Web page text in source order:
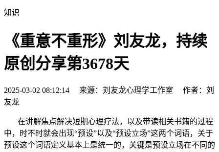
知识
《重意不重形》刘友龙，持续
原创分享第3678天
2025-03-02 08:12:14 来源：刘友龙心理学工作室 作者：刘
友龙
在讲解焦点解决短期心理疗法，以及带读相关书籍的过程
中，时不时就会出现“预设”以及“预设立场”这两个词语，关于
预设这个词语定义基本上是统一的，关键是预设立场在不同的